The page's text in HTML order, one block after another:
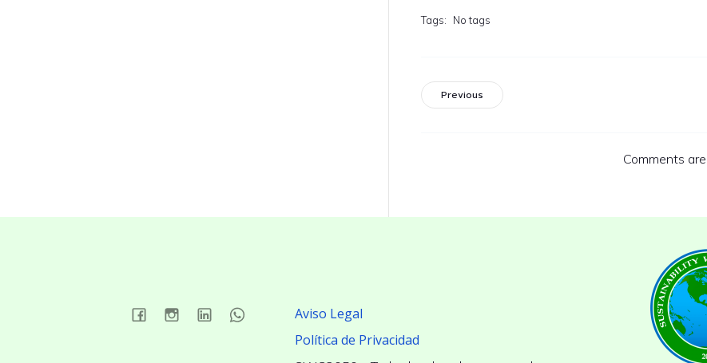
Tags: No tags
Previous
Comments
Aviso Legal
Política de Privacidad